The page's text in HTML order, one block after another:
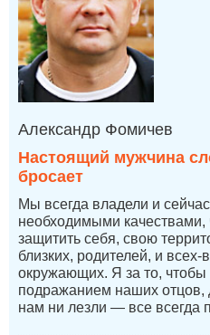
Александр Фомичев
Настоящий мужчина
бросает
Мы всегда владели и
необходимыми качествами,
защитить себя, свою
близких, родителей, и
окружающих. Я за то,
подражанием наших отцов,
нам ни лезли — все всегда